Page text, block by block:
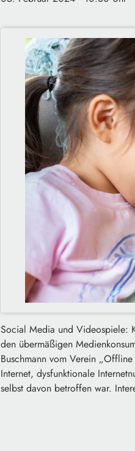
Social Media und Videospiele:
den übermäßigen
Buschmann vom Verein
Internet, dysfunktionale
selbst davon betroffen war.